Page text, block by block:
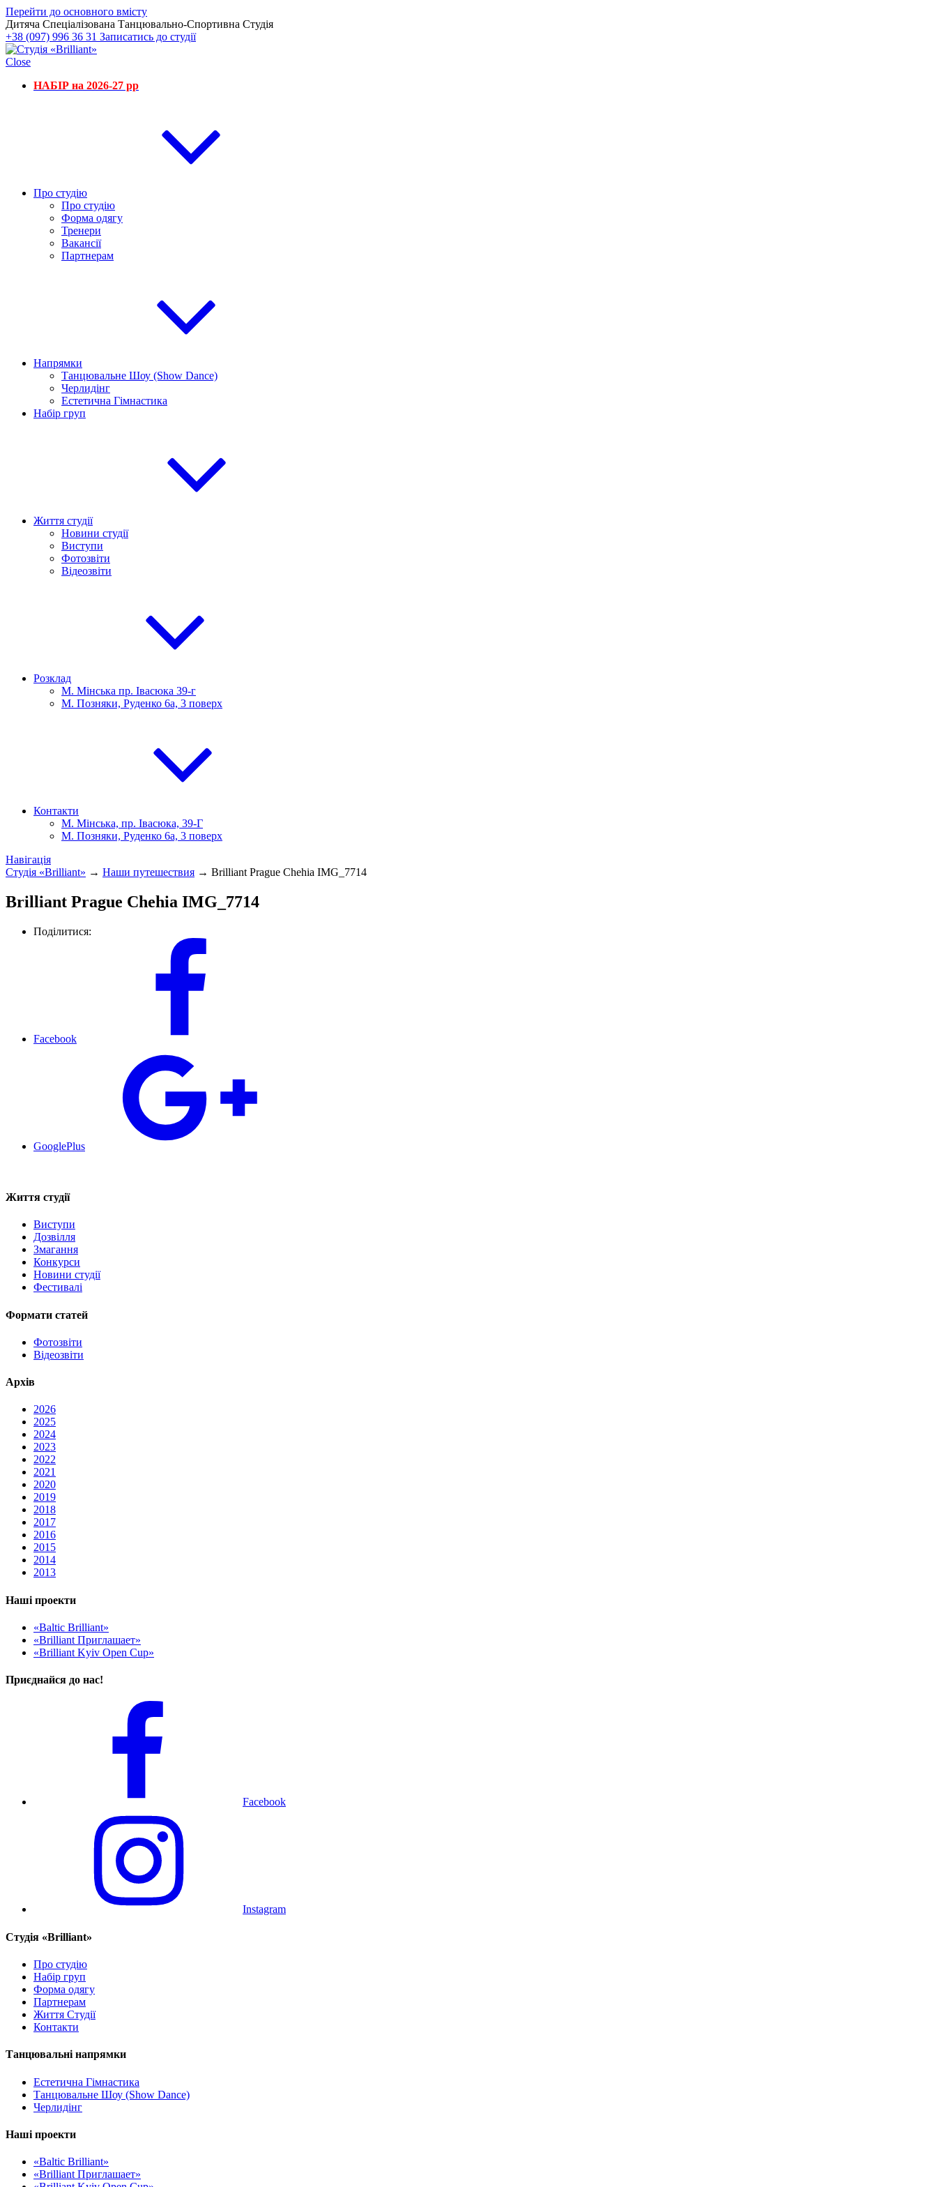
Перейти до основного вмісту
Дитяча Спеціалізована Танцювально-Спортивна Студія
+38 (097) 996 36 31 Записатись до студії
Close
НАБІР на 2026-27 рр
Про студію
Про студію
Форма одягу
Тренери
Вакансії
Партнерам
Напрямки
Танцювальне Шоу (Show Dance)
Черлидінг
Естетична Гімнастика
Набір груп
Життя студії
Новини студії
Виступи
Фотозвіти
Відеозвіти
Розклад
М. Мінська пр. Івасюка 39-г
М. Позняки, Руденко 6а, 3 поверх
Контакти
М. Мінська, пр. Івасюка, 39-Г
М. Позняки, Руденко 6а, 3 поверх
Навігація
Студія «Brilliant» → Наши путешествия → Brilliant Prague Chehia IMG_7714
Brilliant Prague Chehia IMG_7714
Поділитися:
Facebook
GooglePlus
Життя студії
Виступи
Дозвілля
Змагання
Конкурси
Новини студії
Фестивалі
Формати статей
Фотозвіти
Відеозвіти
Архів
2026
2025
2024
2023
2022
2021
2020
2019
2018
2017
2016
2015
2014
2013
Наші проекти
«Baltic Brilliant»
«Brilliant Приглашает»
«Brilliant Kyiv Open Cup»
Приєднайся до нас!
Facebook
Instagram
Cтудія «Brilliant»
Про студію
Набір груп
Форма одягу
Партнерам
Життя Студії
Контакти
Танцювальні напрямки
Естетична Гімнастика
Танцювальне Шоу (Show Dance)
Черлидінг
Наші проекти
«Baltic Brilliant»
«Brilliant Приглашает»